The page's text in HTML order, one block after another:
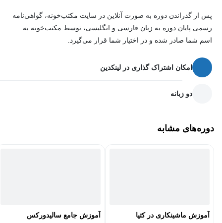
پس از گذراندن دوره به صورت آنلاین در سایت مکتب‌خونه، گواهی‌نامه
رسمی پایان دوره به زبان فارسی و انگلیسی، توسط مکتب‌خونه به
اسم شما صادر شده و در اختیار شما قرار می‌گیرد.
امکان اشتراک گذاری در لینکدین
دو زبانه
دوره‌های مشابه
آموزش ماشینکاری در کتیا
آموزش جامع سالیدورکس